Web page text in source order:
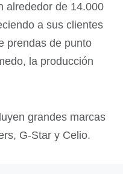
alrededor de 14.000
a sus clientes
prendas de punto
la producción
grandes marcas
G-Star y Celio.